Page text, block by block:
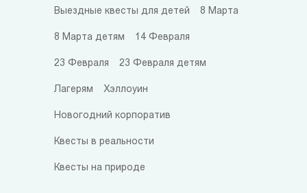
Выездные квесты для детей 8 Марта
8 Марта детям 14 Февраля
23 Февраля 23 Февраля детям
Лагерям Хэллоуин
Новогодний корпоратив
Квесты в реальности
Квесты на природе